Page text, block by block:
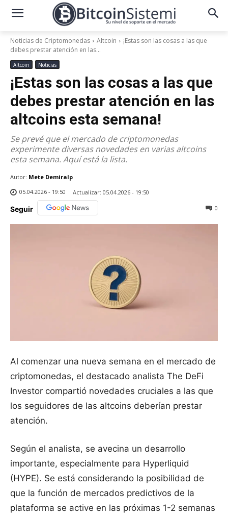
Noticias de Criptomonedas Altcoin
¡Estas son las cosas a las que
debes prestar atención en las...
Altcoin Noticias
¡Estas son las cosas a las que
debes prestar atención en las
altcoins esta semana!
Se prevé que el mercado de criptomonedas
experimente diversas novedades en varias altcoins
esta semana. Aquí está la lista.
Autor: Mete Demiralp
05.04.2026 - 19:50
Actualizar: 05.04.2026 - 19:50
Seguir 0
Al comenzar una nueva semana en el mercado de
criptomonedas, el destacado analista The DeFi
Investor compartió novedades cruciales a las que
los seguidores de las altcoins deberían prestar
atención.
Según el analista, se avecina un desarrollo
importante, especialmente para Hyperliquid
(HYPE). Se está considerando la posibilidad de
que la función de mercados predictivos de la
plataforma se active en las próximas 1-2 semanas